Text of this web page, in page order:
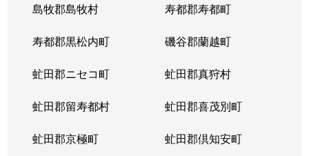
島牧郡島牧村 寿都郡寿都町
寿都郡黒松内町 磯谷郡蘭越町
虻田郡ニセコ町 虻田郡真狩村
虻田郡留寿都村 虻田郡喜茂別町
虻田郡京極町 虻田郡倶知安町